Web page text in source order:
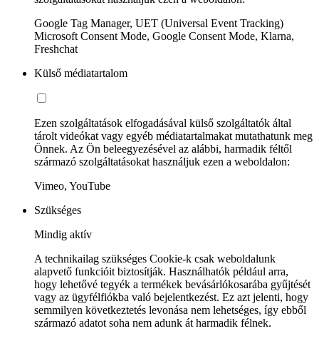
Google Tag Manager, UET (Universal Event Tracking)
Microsoft Consent Mode, Google Consent Mode, Klarna,
Freshchat
Külső médiatartalom
Ezen szolgáltatások elfogadásával külső szolgáltatók által
tárolt videókat vagy egyéb médiatartalmakat mutathatunk meg
Önnek. Az Ön beleegyezésével az alábbi, harmadik féltől
származó szolgáltatásokat használjuk ezen a weboldalon:
Vimeo, YouTube
Szükséges
Mindig aktív
A technikailag szükséges Cookie-k csak weboldalunk
alapvető funkcióit biztosítják. Használhatók például arra,
hogy lehetővé tegyék a termékek bevásárlókosarába gyűjtését
vagy az ügyfélfiókba való bejelentkezést. Ez azt jelenti, hogy
semmilyen következtetés levonása nem lehetséges, így ebből
származó adatot soha nem adunk át harmadik félnek.